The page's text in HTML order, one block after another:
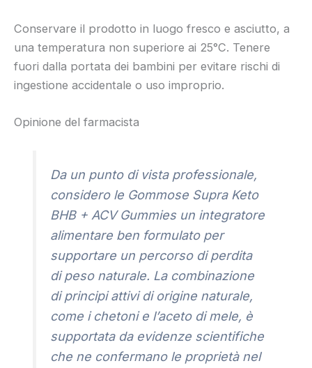
Conservare il prodotto in luogo fresco e asciutto, a
una temperatura non superiore ai 25°C. Tenere
fuori dalla portata dei bambini per evitare rischi di
ingestione accidentale o uso improprio.
Opinione del farmacista
Da un punto di vista professionale,
considero le Gommose Supra Keto
BHB + ACV Gummies un integratore
alimentare ben formulato per
supportare un percorso di perdita
di peso naturale. La combinazione
di principi attivi di origine naturale,
come i chetoni e l’aceto di mele, è
supportata da evidenze scientifiche
che ne confermano le proprietà nel